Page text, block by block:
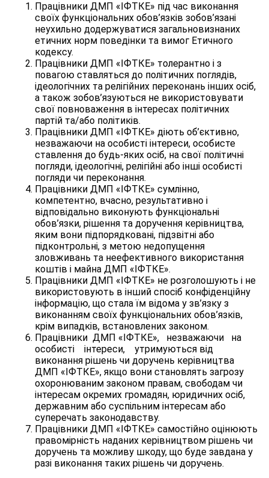
Працівники ДМП «ІФТКЕ» під час виконання
своїх функціональних обов’язків зобов’язані
неухильно додержуватися загальновизнаних
етичних норм поведінки та вимог Етичного
кодексу.
Працівники ДМП «ІФТКЕ» толерантно і з
повагою ставляться до політичних поглядів,
ідеологічних та релігійних переконань інших осіб,
а також зобов’язуються не використовувати
свої повноваження в інтересах політичних
партій та/або політиків.
Працівники ДМП «ІФТКЕ» діють об’єктивно,
незважаючи на особисті інтереси, особисте
ставлення до будь-яких осіб, на свої політичні
погляди, ідеологічні, релігійні або інші особисті
погляди чи переконання.
Працівники ДМП «ІФТКЕ» сумлінно,
компетентно, вчасно, результативно і
відповідально виконують функціональні
обов’язки, рішення та доручення керівництва,
яким вони підпорядковані, підзвітні або
підконтрольні, з метою недопущення
зловживань та неефективного використання
коштів і майна ДМП «ІФТКЕ».
Працівники ДМП «ІФТКЕ» не розголошують і не
використовують в інший спосіб конфіденційну
інформацію, що стала їм відома у зв’язку з
виконанням своїх функціональних обов’язків,
крім випадків, встановлених законом.
Працівники ДМП «ІФТКЕ», незважаючи на
особисті інтереси, утримуються від
виконання рішень чи доручень керівництва
ДМП «ІФТКЕ», якщо вони становлять загрозу
охоронюваним законом правам, свободам чи
інтересам окремих громадян, юридичних осіб,
державним або суспільним інтересам або
суперечать законодавству.
Працівники ДМП «ІФТКЕ» самостійно оцінюють
правомірність наданих керівництвом рішень чи
доручень та можливу шкоду, що буде завдана у
разі виконання таких рішень чи доручень.